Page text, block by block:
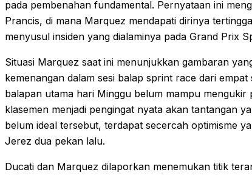
pada pembenahan fundamental. Pernyataan ini
Prancis, di mana Marquez mendapati dirinya
menyusul insiden yang dialaminya pada Grand Prix
Situasi Marquez saat ini menunjukkan gambaran
kemenangan dalam sesi balap sprint race dari
balapan utama hari Minggu belum mampu
klasemen menjadi pengingat nyata akan tantangan
belum ideal tersebut, terdapat secercah optimisme
Jerez dua pekan lalu.
Ducati dan Marquez dilaporkan menemukan titik